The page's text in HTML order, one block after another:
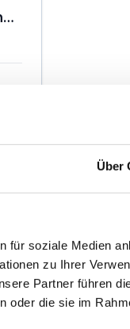
Über
für soziale Medien
zu Ihrer
Partner führen
oder die sie im